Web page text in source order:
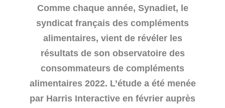
Comme chaque année, Synadiet, le
syndicat français des compléments
alimentaires, vient de révéler les
résultats de son observatoire des
consommateurs de compléments
alimentaires 2022. L’étude a été menée
par Harris Interactive en février auprès